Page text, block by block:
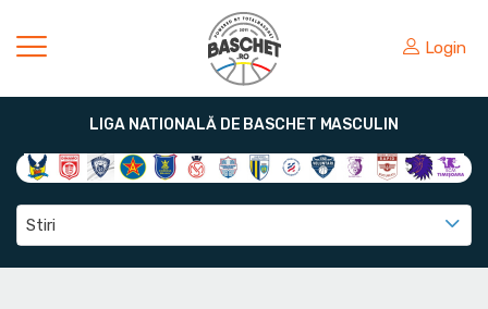
Login
LIGA NATIONALĂ DE BASCHET MASCULIN
Stiri